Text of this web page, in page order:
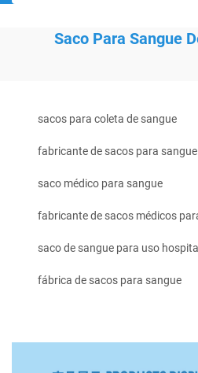
Saco Para Sangue
sacos para coleta de sangue
fabricante de sacos para sangue
saco médico para sangue
fabricante de sacos médicos
saco de sangue para uso
fábrica de sacos para sangue